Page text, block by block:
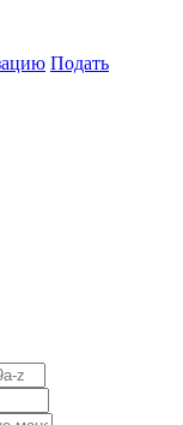
Подать